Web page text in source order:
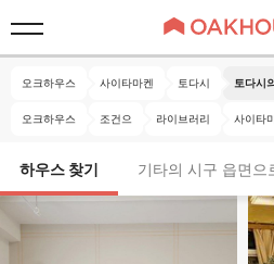
오크하우스 사이타마켄 토다시 토다시
오크하우스 조건으 라이브러리 사이타
하우스 찾기 기타의 시구 읍면으